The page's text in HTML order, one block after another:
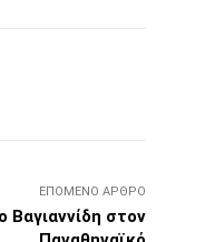
ΕΠΌΜΕΝΟ ΆΡΘΡΟ
Βαγιαννίδη στον